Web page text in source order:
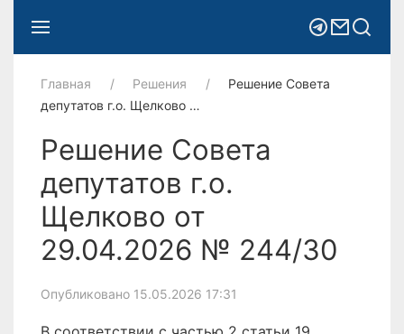
Главная Решения
Решение Совета
депутатов г.о. Щелково …
Решение Совета
депутатов г.о.
Щелково от
29.04.2026 № 244/30
Опубликовано 15.05.2026 17:31